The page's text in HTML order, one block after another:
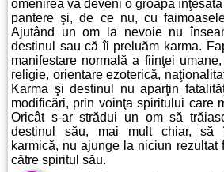
omenirea va deveni o groapă
pantere şi, de ce nu, cu
Ajutând un om la nevoie nu
destinul sau că îi preluăm karma.
manifestare normală a fiinţei
religie, orientare ezoterică,
Karma şi destinul nu aparţin
modificări, prin voinţa spiritului care
Oricât s-ar strădui un om să
destinul său, mai mult chiar, să
karmică, nu ajunge la niciun rezultat
către spiritul său.